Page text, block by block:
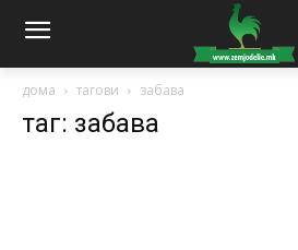
дома тагови забава
таг: забава